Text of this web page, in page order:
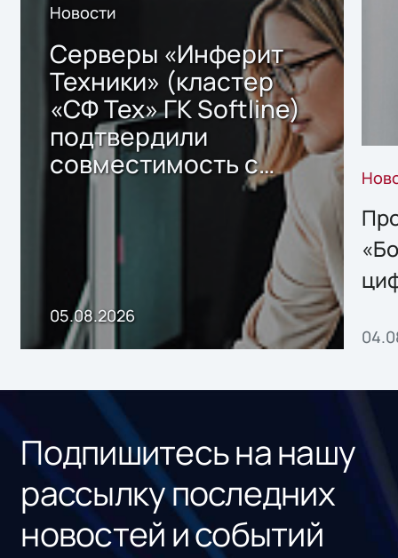
Новости
Серверы «Инферит
Техники» (кластер
«СФ Тех» ГК Softline)
подтвердили
совместимость с
решением Sharx
хранения данных
05.08.2026
Подпишитесь на нашу
рассылку последних
новостей и событий